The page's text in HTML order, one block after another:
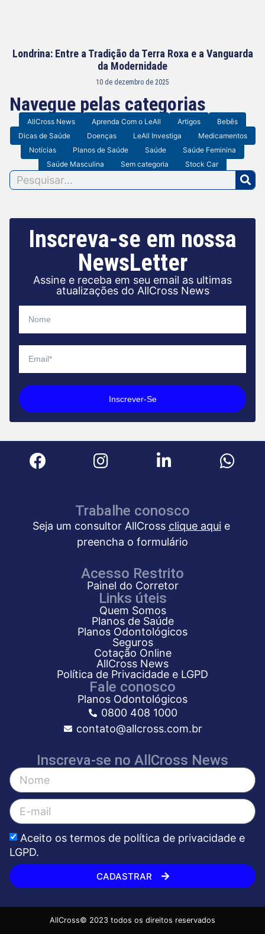
Londrina: Entre a Tradição da Terra Roxa e a Vanguarda
da Modernidade
10 de dezembro de 2025
Navegue pelas categorias
AllCross News Aprenda Com o LeAll Artigos
Bebês
Dicas de Saúde
Doenças LeAll Investiga
Medicamentos
Notícias
Planos de Saúde Saúde
Saúde Feminina
Saúde Masculina
Sem categoria Stock Car
Inscreva-se em nossa
NewsLetter
Assine e receba em seu email as ultimas
atualizações do AllCross News
Inscrever-Se
Trabalhe conosco
Seja um consultor AllCross clique aquie
preencha o formulário
Acesso Restrito
Painel do Corretor
Links úteis
Quem Somos
Planos de Saúde
Planos Odontológicos
Seguros
Cotação Online
AllCross News
Política de Privacidade e LGPD
Fale conosco
Planos Odontológicos
0800 408 1000
contato@allcross.com.br
Inscreva-se no AllCross News
Aceito os termos de política de privacidade e
LGPD.
CADASTRAR
AllCross© 2023 todos os direitos reservados